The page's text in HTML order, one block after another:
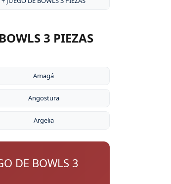
3 PIEZAS
Amagá
Angostura
Argelia
DE BOWLS 3